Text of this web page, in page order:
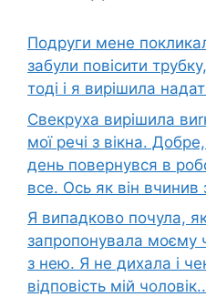
Подруги мене
забули повісити
тоді і я вирішила
Свекруха вирішила
мої речі з вікна.
день повернувся в
все. Ось як він вчинив
Я випадково почула,
запропонувала моєму
з нею. Я не дихала і
відповість мій чоловік..